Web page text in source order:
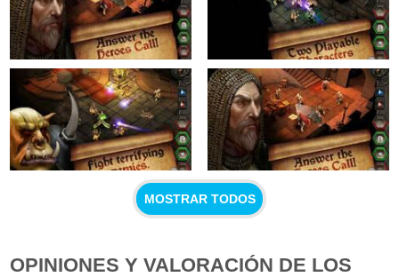
MOSTRAR TODOS
OPINIONES Y VALORACIÓN DE LOS